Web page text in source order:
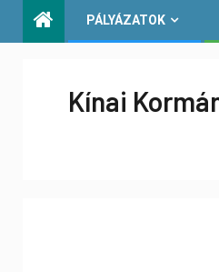
PÁLYÁZATOK
Kínai